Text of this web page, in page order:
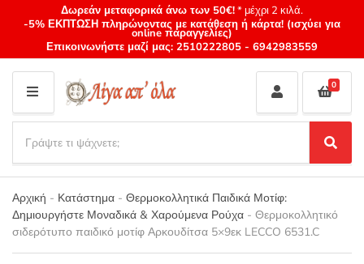
Δωρεάν μεταφορικά άνω των 50€!* μέχρι 2 κιλά.
-5% ΕΚΠΤΩΣΗ πληρώνοντας με κατάθεση ή κάρτα! (ισχύει για
online παραγγελίες)
Επικοινωνήστε μαζί μας: 2510222805 - 6942983559
M
E
N
U
Category
name
a
r
c
h
p
r
S
e
a
c
0
Αρχική - Κατάστημα - Θερμοκολλητικά Παιδικά Μοτίφ:
Δημιουργήστε Μοναδικά & Χαρούμενα Ρούχα - Θερμοκολλητικό
σιδερότυπο παιδικό μοτίφ Αρκουδίτσα 5×9εκ LECCO 6531.C